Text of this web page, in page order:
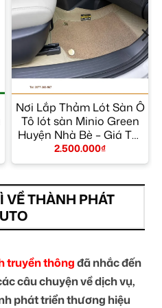
Nơi Lắp Thảm Lót Sàn Ô
Tô lót sàn Minio Green
Huyện Nhà Bè – Giá Tốt
TPHCM
2.500.000₫
VỀ THÀNH PHÁT
truyền thôngđã nhắc đến
câu chuyện về dịch vụ,
phát triển thương hiệu